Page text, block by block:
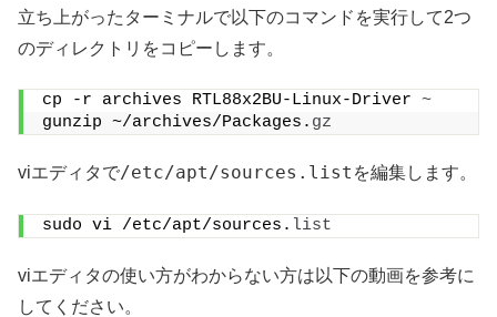
立ち上がったターミナルで以下のコマンドを実行して2つ
のディレクトリをコピーします。
cp -r archives RTL88x2BU-Linux-Driver ~
gunzip ~/archives/Packages. gz
viエディタで/etc/apt/sources.list を編集します。
sudo vi /etc/apt/sources. list
viエディタの使い方がわからない方は以下の動画を参考に
してください。